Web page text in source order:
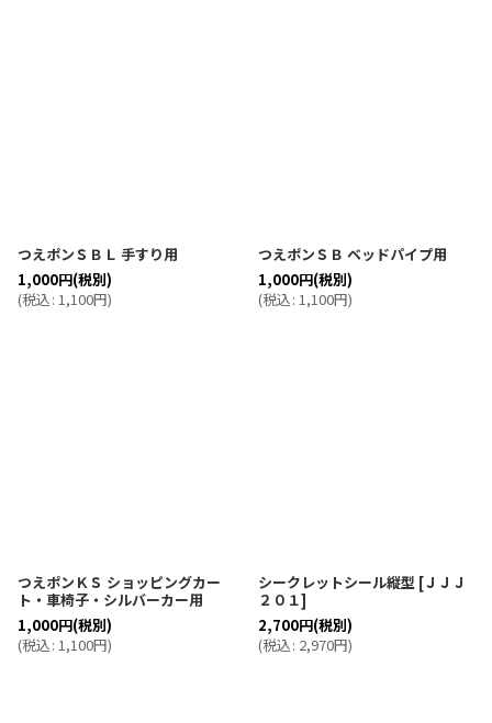
つえポンＳＢＬ 手すり用
1,000円(税別)
(税込: 1,100円)
つえポンＳＢ ベッドパイプ用
1,000円(税別)
(税込: 1,100円)
つえポンＫＳ ショッピングカー
ト・車椅子・シルバーカー用
1,000円(税別)
(税込: 1,100円)
シークレットシール縦型 [ＪＪＪ
２０１]
2,700円(税別)
(税込: 2,970円)